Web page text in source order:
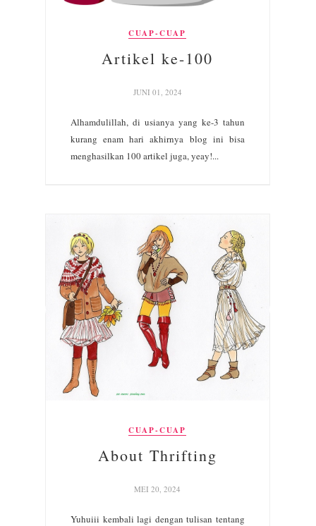
CUAP-CUAP
Artikel ke-100
JUNI 01, 2024
Alhamdulillah, di usianya yang ke-3 tahun
kurang enam hari akhirnya blog ini bisa
menghasilkan 100 artikel juga, yeay!...
CUAP-CUAP
About Thrifting
MEI 20, 2024
Yuhuiii kembali lagi dengan tulisan tentang